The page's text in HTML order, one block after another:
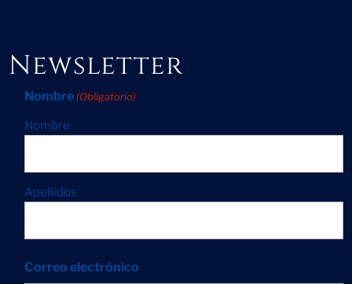
Newsletter
Nombre (Obligatorio)
Nombre
Apellidos
Correo electrónico